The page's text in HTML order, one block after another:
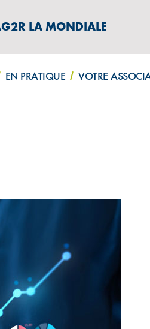
LA MONDIALE
EN PRATIQUE VOTRE